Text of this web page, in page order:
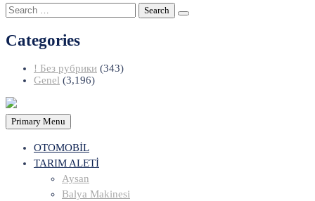
Search
for:
Categories
! Без рубрики (343)
Genel (3,196)
Primary Menu
OTOMOBİL
TARIM ALETİ
Aysan
Balya Makinesi